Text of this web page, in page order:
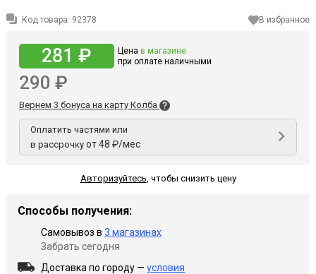
Код товара: 92378 В избранное
281 ₽ Цена в магазине
при оплате наличными
290 ₽
Вернем 3 бонуса на карту Колба
Оплатить частями или
в рассрочку от 48 ₽/мес
Авторизуйтесь, чтобы снизить цену
Способы получения:
Самовывоз в 3 магазинах
Забрать сегодня
Доставка по городу — условия